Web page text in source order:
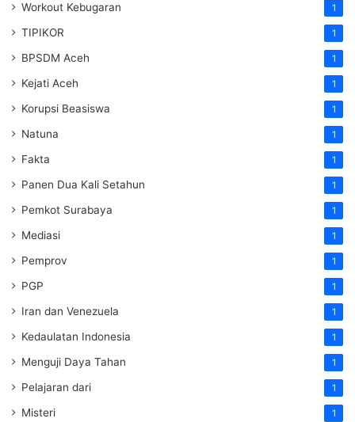
Workout Kebugaran 1
TIPIKOR 1
BPSDM Aceh 1
Kejati Aceh 1
Korupsi Beasiswa 1
Natuna 1
Fakta 1
Panen Dua Kali Setahun 1
Pemkot Surabaya 1
Mediasi 1
Pemprov 1
PGP 1
Iran dan Venezuela 1
Kedaulatan Indonesia 1
Menguji Daya Tahan 1
Pelajaran dari 1
Misteri 1